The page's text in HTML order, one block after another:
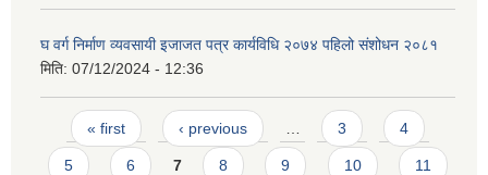
घ वर्ग निर्माण व्यवसायी इजाजत पत्र कार्यविधि २०७४ पहिलो संशोधन २०८१
मिति: 07/12/2024 - 12:36
Pages
« first ‹ previous 3 4
5 6 7 8 9 10 11